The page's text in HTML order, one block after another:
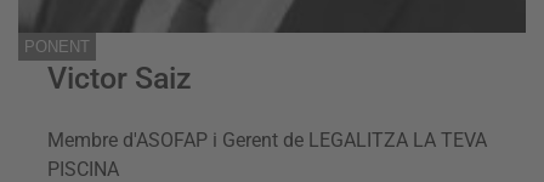
PONENT
Victor Saiz
Membre d'ASOFAP i Gerent de LEGALITZA LA TEVA
PISCINA